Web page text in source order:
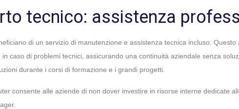
tecnico: assistenza
di un servizio di manutenzione e assistenza tecnica incluso. Questo
caso di problemi tecnici, assicurando una continuità aziendale senza
durante i corsi di formazione e i grandi progetti.
consente alle aziende di non dover investire in risorse interne dedicate